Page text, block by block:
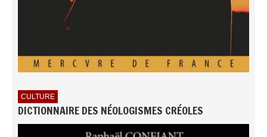
CULTURE
DICTIONNAIRE DES NÉOLOGISMES CRÉOLES